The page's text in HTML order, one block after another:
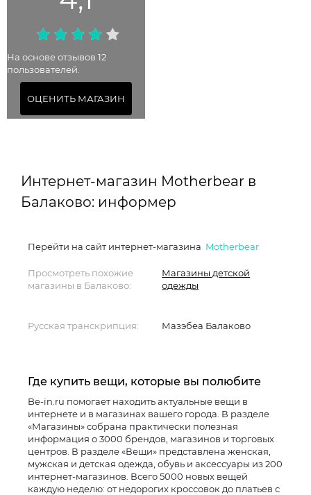
На основе отзывов 12
пользователей.
ОЦЕНИТЬ МАГАЗИН
Интернет-магазин Motherbear в
Балаково: информер
Перейти на сайт интернет-магазина Motherbear
Просмотреть похожие
магазины в Балаково:
Магазины детской
одежды
Русская транскрипция: Мазэбеа Балаково
Где купить вещи, которые вы полюбите
Be-in.ru помогает находить актуальные вещи в
интернете и в магазинах вашего города. В разделе
«Магазины» собрана практически полезная
информация о 3000 брендов, магазинов и торговых
центров. В разделе «Вещи» представлена женская,
мужская и детская одежда, обувь и аксессуары из 200
интернет-магазинов. Всего 5000 новых вещей
каждую неделю: от недорогих кроссовок до платьев с